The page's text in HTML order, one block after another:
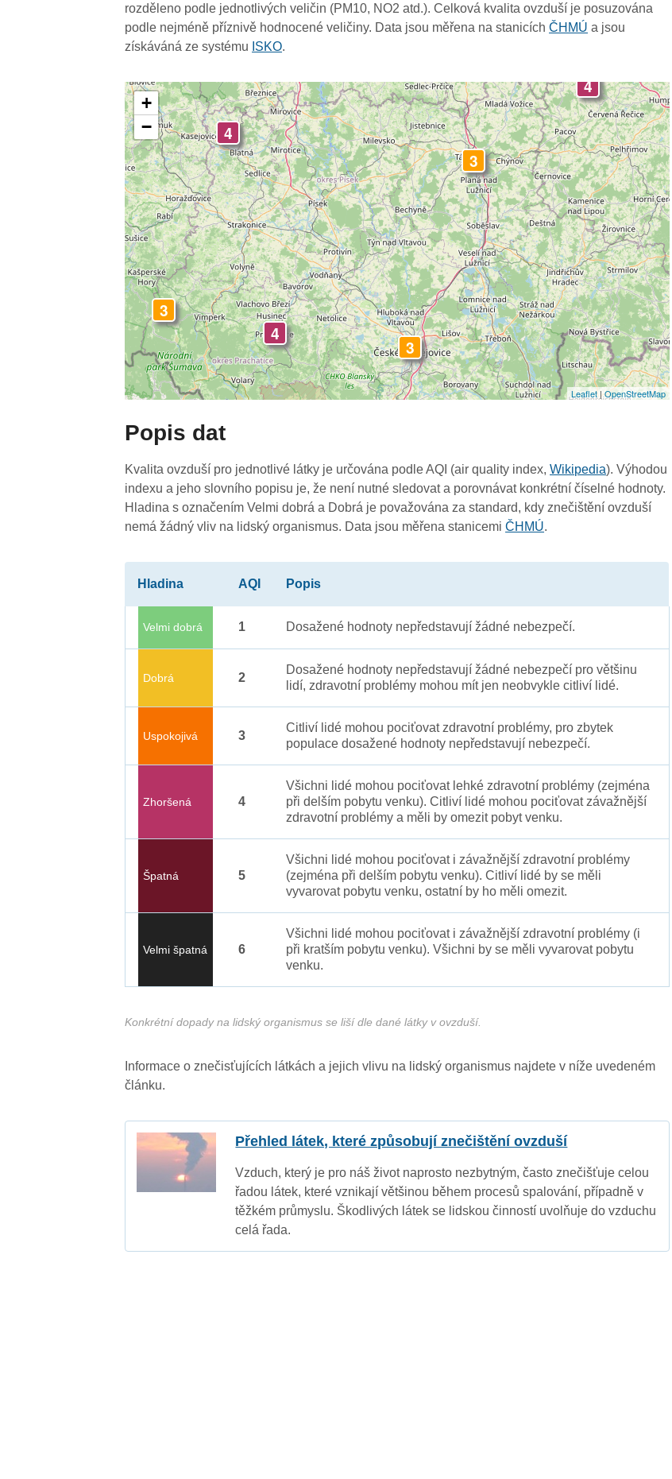
rozděleno podle jednotlivých veličin (PM10, NO2 atd.). Celková kvalita ovzduší je posuzována
podle nejméně příznivě hodnocené veličiny. Data jsou měřena na stanicíchČHMÚ a jsou
získáváná ze systému ISKO.
3
4
4
4
4
4
3
3
3
+
−
Leaflet|OpenStreetMap
Popis dat
Kvalita ovzduší pro jednotlivé látky je určována podle AQI (air quality index,Wikipedia). Výhodou
indexu a jeho slovního popisu je, že není nutné sledovat a porovnávat konkrétní číselné hodnoty.
Hladina s označením Velmi dobrá a Dobrá je považována za standard, kdy znečištění ovzduší
nemá žádný vliv na lidský organismus. Data jsou měřena stanicemiČHMÚ.
Hladina AQI Popis
Velmi dobrá 1 Dosažené hodnoty nepředstavují žádné nebezpečí.
Dobrá 2
Dosažené hodnoty nepředstavují žádné nebezpečí pro většinu
lidí, zdravotní problémy mohou mít jen neobvykle citliví lidé.
Uspokojivá 3
Citliví lidé mohou pociťovat zdravotní problémy, pro zbytek
populace dosažené hodnoty nepředstavují nebezpečí.
Zhoršená 4
Všichni lidé mohou pociťovat lehké zdravotní problémy (zejména
při delším pobytu venku). Citliví lidé mohou pociťovat závažnější
zdravotní problémy a měli by omezit pobyt venku.
Špatná 5
Všichni lidé mohou pociťovat i závažnější zdravotní problémy
(zejména při delším pobytu venku). Citliví lidé by se měli
vyvarovat pobytu venku, ostatní by ho měli omezit.
Velmi špatná 6
Všichni lidé mohou pociťovat i závažnější zdravotní problémy (i
při kratším pobytu venku). Všichni by se měli vyvarovat pobytu
venku.
Konkrétní dopady na lidský organismus se liší dle dané látky v ovzduší.
Informace o znečisťujících látkách a jejich vlivu na lidský organismus najdete v níže uvedeném
článku.
Přehled látek, které způsobují znečištění ovzduší
Vzduch, který je pro náš život naprosto nezbytným, často znečišťuje celou
řadou látek, které vznikají většinou během procesů spalování, případně v
těžkém průmyslu. Škodlivých látek se lidskou činností uvolňuje do vzduchu
celá řada.